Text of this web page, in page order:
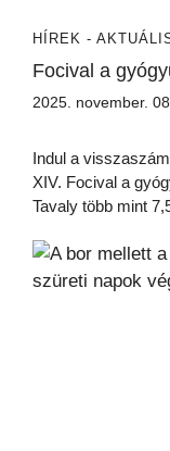
HÍREK -
Focival a
2025. november.
Indul a
XIV. Focival a
Tavaly több mint